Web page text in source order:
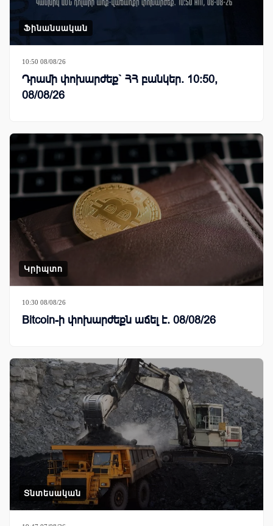
Ֆինանսական
10:50 08/08/26
Դրամի փոխարժեք` ՀՀ բանկեր. 10:50,
08/08/26
Կրիպտո
10:30 08/08/26
Bitcoin-ի փոխարժեքն աճել է. 08/08/26
Տնտեսական